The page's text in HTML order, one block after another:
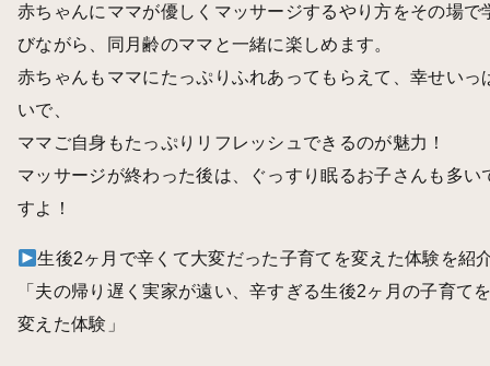
赤ちゃんにママが優しくマッサージするやり方をその場で
びながら、同月齢のママと一緒に楽しめます。
赤ちゃんもママにたっぷりふれあってもらえて、幸せいっ
いで、
ママご自身もたっぷりリフレッシュできるのが魅力！
マッサージが終わった後は、ぐっすり眠るお子さんも多い
すよ！
生後2ヶ月で辛くて大変だった子育てを変えた体験を紹
「 夫の帰り遅く実家が遠い、辛すぎる生後2ヶ月の子育て
変えた体験 」